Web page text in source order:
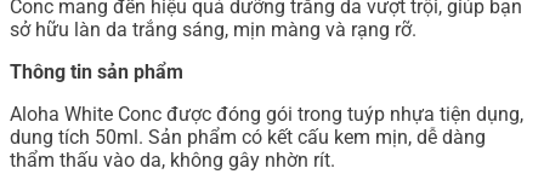
Conc mang đến hiệu quả dưỡng trắng da vượt trội, giúp bạn
sở hữu làn da trắng sáng, mịn màng và rạng rỡ.
Thông tin sản phẩm
Aloha White Conc được đóng gói trong tuýp nhựa tiện dụng,
dung tích 50ml. Sản phẩm có kết cấu kem mịn, dễ dàng
thẩm thấu vào da, không gây nhờn rít.